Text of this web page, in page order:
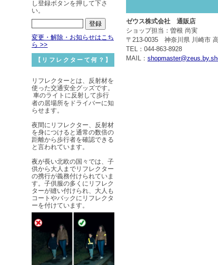
し登録ボタンを押して下さ
い。
変更・解除・お知らせはこち
ら >>
【リフレクターて何？】
リフレクターとは、反射材を
使った交通安全グッズです。
車のライトに反射して歩行
者の居場所をドライバーに知
らせます。
夜間にリフレクター、反射材
を身につけると通常の数倍の
距離から歩行者を確認できる
と言われています。
夜が長い北欧の国々では、子
供から大人までリフレクター
の携行が義務付けられていま
す。子供服の多くにリフレク
ターが縫い付けられ、大人も
コートやバックにリフレクタ
ーを付けています。
ゼウス株式会社 通販店
ショップ担当：曽根 尚実
〒213-0035 神奈川県 川崎市
TEL：044-863-8928
MAIL：